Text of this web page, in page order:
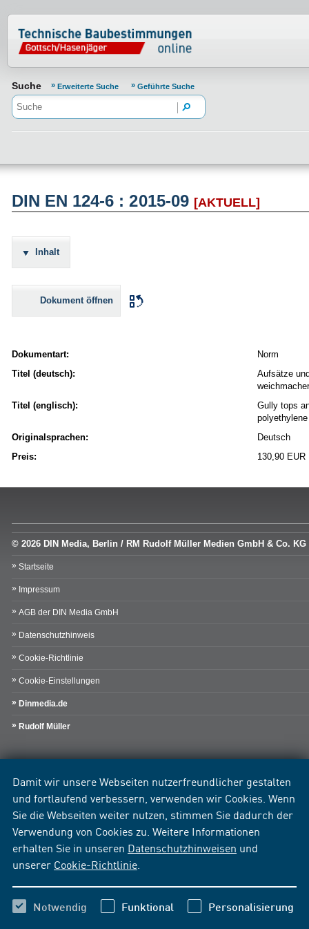
Damit wir unsere Webseiten nutzerfreundlicher gestalten
und fortlaufend verbessern, verwenden wir Cookies. Wenn
Sie die Webseiten weiter nutzen, stimmen Sie dadurch der
Verwendung von Cookies zu. Weitere Informationen
erhalten Sie in unseren Datenschutzhinweisen und
unserer Cookie-Richtlinie
Notwendig Funktional Personalisierung
Normenportal Barrierefreiheit
Suche Erweiterte Suche Geführte Suche
DIN EN 124-6 : 2015-09 [AKTUELL]
Inhalt
Dokument öffnen
Dokumentart:
Norm
Titel (deutsch):
Aufsätze
Titel (englisch):
Gully tops
Originalsprachen:
Deutsch
Preis:
130,90 EUR
© 2026 DIN Media, Berlin / RM Rudolf Müller Medien GmbH & Co. KG
Startseite
Impressum
AGB der DIN Media GmbH
Datenschutzhinweis
Cookie-Richtlinie
Cookie-Einstellungen
Dinmedia.de
Rudolf Müller